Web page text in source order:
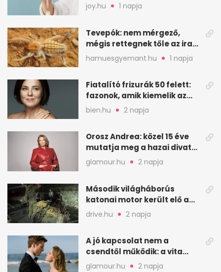
leghatásosabb
öregedésgátló?
joy.hu 1 napja
Tevepók: nem mérgező,
mégis rettegnek tőle az iraki
sivatagban
hamuesgyemant.hu 1 napja
Fiatalító frizurák 50 felett:
fazonok, amik kiemelik az
arcodat
bien.hu 2 napja
Orosz Andrea: közel 15 éve
mutatja meg a hazai divat
arcait
glamour.hu 2 napja
Második világháborús
katonai motor került elő a
Dunából a Batthyány térnél
drive.hu 2 napja
A jó kapcsolat nem a
csendtől működik: a vita
néha egészséges jel
glamour.hu 2 napja